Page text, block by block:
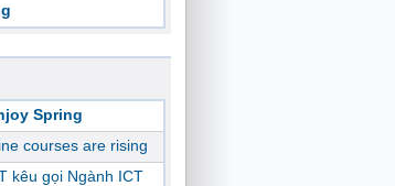
Spring
courses are rising
kêu gọi Ngành ICT